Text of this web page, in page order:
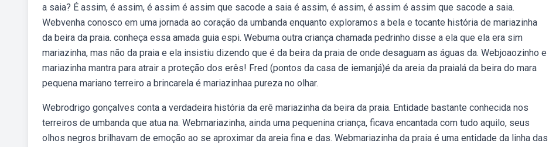
a saia? É assim, é assim, é assim é assim que sacode a saia é assim, é assim, é assim é assim que sacode a saia.
Webvenha conosco em uma jornada ao coração da umbanda enquanto exploramos a bela e tocante história de mariazinha
da beira da praia. conheça essa amada guia espi. Webuma outra criança chamada pedrinho disse a ela que ela era sim
mariazinha, mas não da praia e ela insistiu dizendo que é da beira da praia de onde desaguam as águas da. Webjoaozinho e
mariazinha mantra para atrair a proteção dos erês! Fred (pontos da casa de iemanjá)é da areia da praialá da beira do mara
pequena mariano terreiro a brincarela é mariazinhaa pureza no olhar.
Webrodrigo gonçalves conta a verdadeira história da erê mariazinha da beira da praia. Entidade bastante conhecida nos
terreiros de umbanda que atua na. Webmariazinha, ainda uma pequenina criança, ficava encantada com tudo aquilo, seus
olhos negros brilhavam de emoção ao se aproximar da areia fina e das. Webmariazinha da praia é uma entidade da linha das